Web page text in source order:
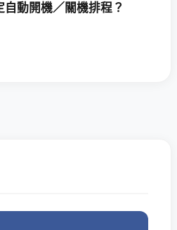
動開機／關機排程？